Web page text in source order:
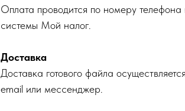
Оплата проводится по номеру телефона
системы Мой налог.
Доставка
Доставка готового файла
email или мессенджер.